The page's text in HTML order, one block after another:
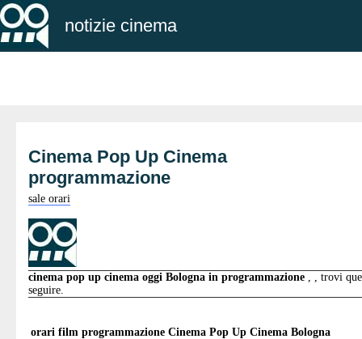
notizie cinema
Cinema Pop Up Cinema
programmazione
sale orari
cinema pop up cinema oggi Bologna in programmazione , , trovi
seguire.
orari film programmazione Cinema Pop Up Cinema Bologna